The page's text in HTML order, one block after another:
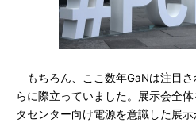
もちろん、ここ数年GaNは注目さ
らに際立っていました。展示会全
タセンター向け電源を意識した展